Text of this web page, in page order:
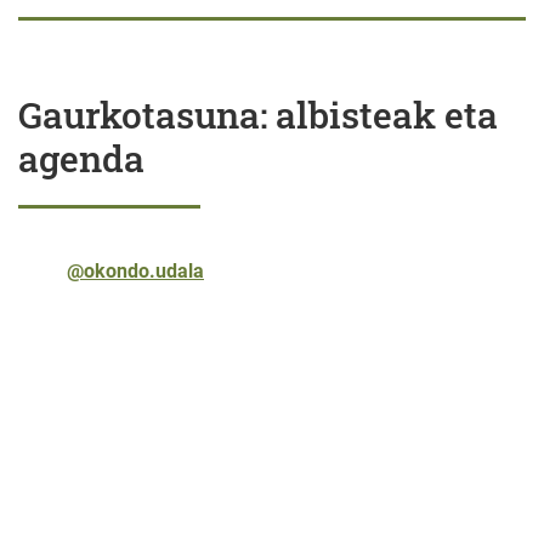
Gaurkotasuna: albisteak eta
agenda
@okondo.udala